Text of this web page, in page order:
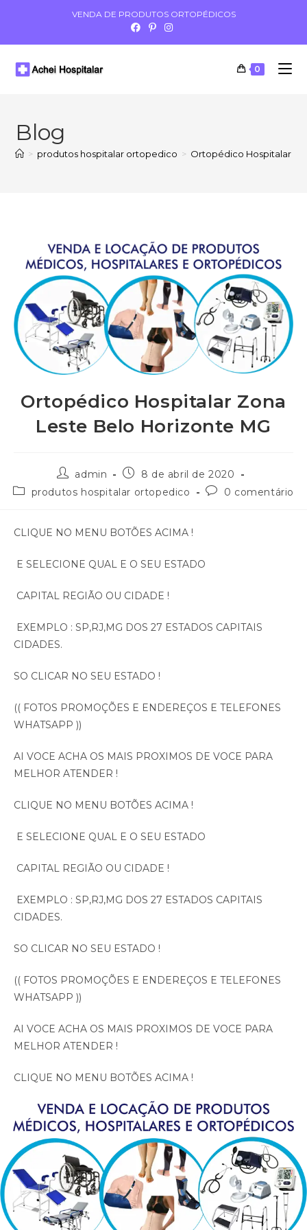
VENDA DE PRODUTOS ORTOPÉDICOS
0
Blog
> produtos hospitalar ortopedico > Ortopédico Hospitalar
Ortopédico Hospitalar Zona
Leste Belo Horizonte MG
admin
8 de abril de 2020
produtos hospitalar ortopedico
0 comentário
CLIQUE NO MENU BOTÕES ACIMA !
E SELECIONE QUAL E O SEU ESTADO
CAPITAL REGIÃO OU CIDADE !
EXEMPLO : SP,RJ,MG DOS 27 ESTADOS CAPITAIS
CIDADES.
SO CLICAR NO SEU ESTADO !
(( FOTOS PROMOÇÕES E ENDEREÇOS E TELEFONES
WHATSAPP ))
AI VOCE ACHA OS MAIS PROXIMOS DE VOCE PARA
MELHOR ATENDER !
CLIQUE NO MENU BOTÕES ACIMA !
E SELECIONE QUAL E O SEU ESTADO
CAPITAL REGIÃO OU CIDADE !
EXEMPLO : SP,RJ,MG DOS 27 ESTADOS CAPITAIS
CIDADES.
SO CLICAR NO SEU ESTADO !
(( FOTOS PROMOÇÕES E ENDEREÇOS E TELEFONES
WHATSAPP ))
AI VOCE ACHA OS MAIS PROXIMOS DE VOCE PARA
MELHOR ATENDER !
CLIQUE NO MENU BOTÕES ACIMA !